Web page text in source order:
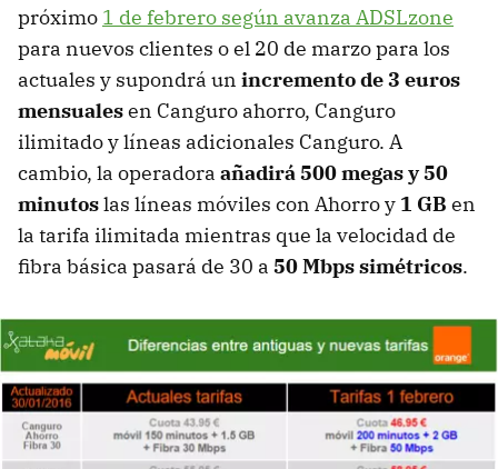
próximo 1 de febrero según avanza ADSLzone
para nuevos clientes o el 20 de marzo para los
actuales y supondrá un incremento de 3 euros
mensualesen Canguro ahorro, Canguro
ilimitado y líneas adicionales Canguro. A
cambio, la operadora añadirá 500 megas y 50
minutoslas líneas móviles con Ahorro y 1 GB en
la tarifa ilimitada mientras que la velocidad de
fibra básica pasará de 30 a 50 Mbps simétricos.